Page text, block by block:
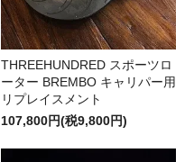
THREEHUNDRED スポーツロ
ーター BREMBO キャリパー用
リプレイスメント
107,800円(税9,800円)